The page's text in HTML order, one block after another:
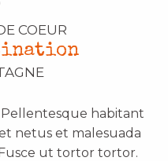
COEUR
habitant
netus et malesuada
ut tortor tortor.